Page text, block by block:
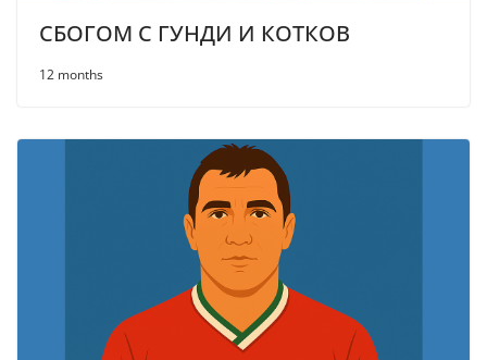
СБОГОМ С ГУНДИ И КОТКОВ
12 months